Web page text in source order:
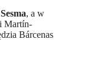
, a w
Martín-
Bárcenas